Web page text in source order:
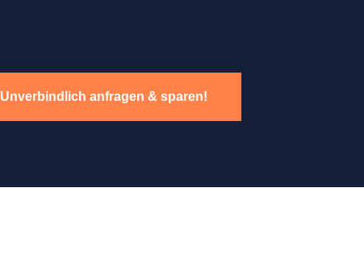
Unverbindlich anfragen & sparen!